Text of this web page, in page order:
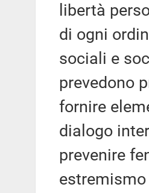
libertà
di ogni
sociali e
prevedono
fornire
dialogo
prevenire